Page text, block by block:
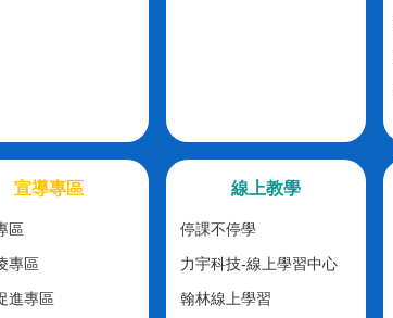
宣導專區
區
專區
進專區
線上教學
停課不停學
力宇科技-線上學習中心
翰林線上學習